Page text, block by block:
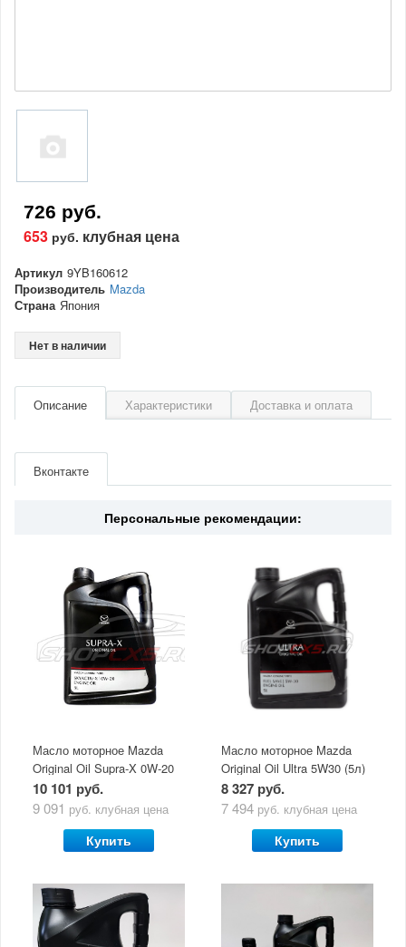
726 руб.
653 руб. клубная цена
Артикул 9YB160612
Производитель Mazda
Страна Япония
Нет в наличии
Описание Характеристики Доставка и оплата
Страна Япония
Вконтакте
Персональные рекомендации:
Масло моторное Mazda
Original Oil Supra-X 0W-20
(5 л)
10 101 руб.
9 091 руб. клубная цена
Купить
Масло моторное Mazda
Original Oil Ultra 5W30 (5л)
8 327 руб.
7 494 руб. клубная цена
Купить